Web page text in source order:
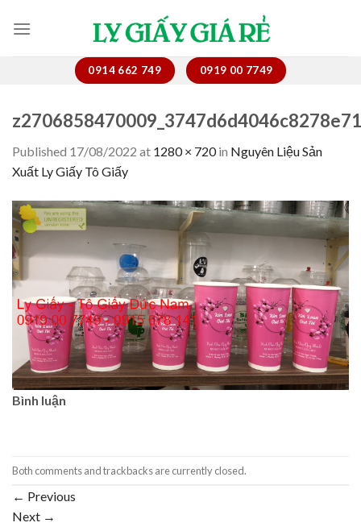
0914 662 749 0919 00 7749
Published 17/08/2022 at 1280 × 720in Nguyên Liệu Sản
Xuất Ly Giấy Tô Giấy
Bình luận
Both comments and trackbacks are currently closed.
← Previous
Next →